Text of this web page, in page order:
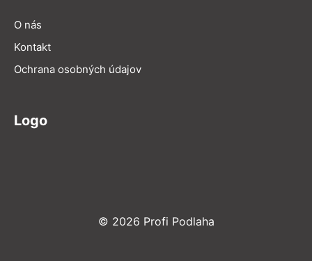
O nás
Kontakt
Ochrana osobných údajov
Logo
© 2026 Profi Podlaha